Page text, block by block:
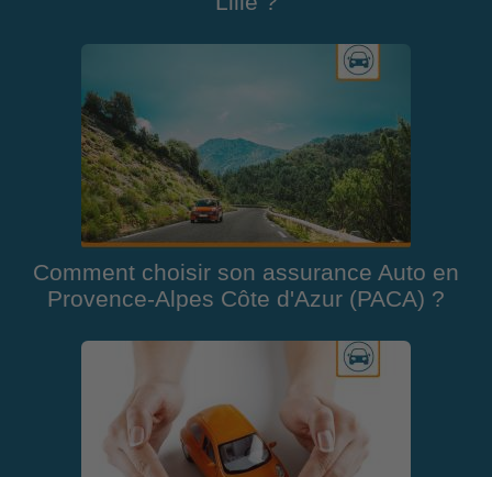
Comment choisir son assurance Auto en
Provence-Alpes Côte d'Azur (PACA) ?